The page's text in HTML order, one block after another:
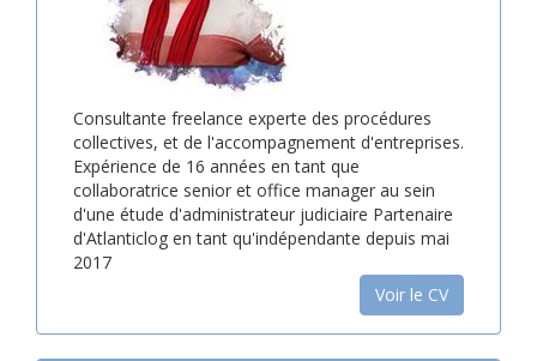
Consultante freelance experte des procédures
collectives, et de l'accompagnement d'entreprises.
Expérience de 16 années en tant que
collaboratrice senior et office manager au sein
d'une étude d'administrateur judiciaire Partenaire
d'Atlanticlog en tant qu'indépendante depuis mai
2017
Voir le CV